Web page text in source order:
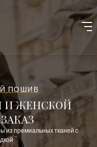
ПОШИВ
И ЖЕНСКОЙ
из премиальных тканей с